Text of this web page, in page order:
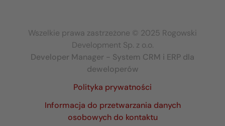
Wszelkie prawa zastrzeżone © 2025 Rogowski
Development Sp. z o.o.
Developer Manager - System CRM i ERP dla
deweloperów
Polityka prywatności
Informacja do przetwarzania danych
osobowych do kontaktu